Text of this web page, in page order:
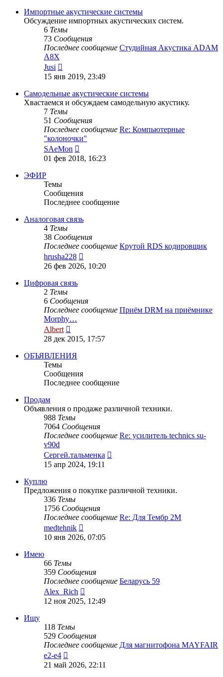
сообщению
Импортные акустические системы
Обсуждение импортных акустических систем.
6 Темы
73 Сообщения
Последнее сообщение Студийная Акустика ADAM
A8X
Jusi
к
сообщению
15 янв 2019, 23:49
Самодельные акустические системы
Хвастаемся и обсуждаем самодельную акустику.
7 Темы
51 Сообщения
Последнее сообщение Re: Компьютерные
"колоночки"
SAeMon
к
01 фев 2018, 16:23
ЭФИР
Темы
Сообщения
Последнее сообщение
Аналоговая связь
4 Темы
38 Сообщения
Последнее сообщение Крутой RDS кодировщик
hrusha228
к
26 фев 2026, 10:20
Цифровая связь
2 Темы
6 Сообщения
Последнее сообщение Приём DRM на приёмнике
Morphy…
Albert
к
сообщению
28 дек 2015, 17:57
ОБЪЯВЛЕНИЯ
Темы
Сообщения
Последнее сообщение
Продам
Объявления о продаже различной техники.
988 Темы
7064 Сообщения
Последнее сообщение Re: усилитель technics su-
v90d
Сергей.тальменка
15 апр 2024, 19:11
Куплю
Предложения о покупке различной техники.
336 Темы
1756 Сообщения
Последнее сообщение Re: Для Тембр 2М
medtehnik
к
10 янв 2026, 07:05
Имею
66 Темы
359 Сообщения
Последнее сообщение Беларусь 59
Alex_Rich
к
12 ноя 2025, 12:49
Ищу
118 Темы
529 Сообщения
Последнее сообщение Для магнитофона MAYFAIR
e2-e4
к
21 май 2026, 22:11